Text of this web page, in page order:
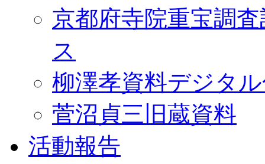
京都府寺院重宝調
ス
柳澤孝資料デジタ
菅沼貞三旧蔵資料
活動報告